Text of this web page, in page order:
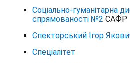
Соціально-гуманітарна
спрямованості №2 САФР
Спекторський Ігор
Спеціалітет